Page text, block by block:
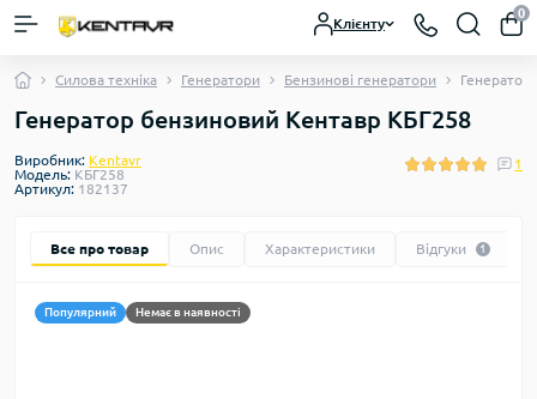
Клієнту
0
Силова техніка Генератори Бензинові генератори
Генератор бензиновий Кентавр КБГ258
Виробник: Kentavr
Модель: КБГ258
Артикул: 182137
1
Все про товар Опис Характеристики Відгуки 1
Популярний Немає в наявності